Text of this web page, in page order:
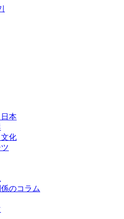
本
化
のコラム